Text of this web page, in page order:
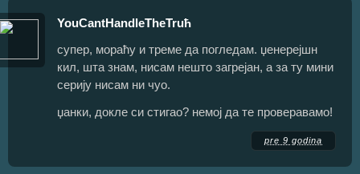
YouCantHandleTheTruћ
супер, мораћу и треме да погледам. џенерејшн
кил, шта знам, нисам нешто загрејан, а за ту мини
серију нисам ни чуо.
џанки, докле си стигао? немој да те проверавамо!
pre 9 godina